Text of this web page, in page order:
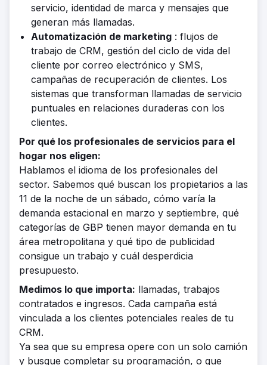
servicio, identidad de marca y mensajes que
generan más llamadas.
Automatización de marketing : flujos de
trabajo de CRM, gestión del ciclo de vida del
cliente por correo electrónico y SMS,
campañas de recuperación de clientes. Los
sistemas que transforman llamadas de servicio
puntuales en relaciones duraderas con los
clientes.
Por qué los profesionales de servicios para el
hogar nos eligen:
Hablamos el idioma de los profesionales del
sector. Sabemos qué buscan los propietarios a las
11 de la noche de un sábado, cómo varía la
demanda estacional en marzo y septiembre, qué
categorías de GBP tienen mayor demanda en tu
área metropolitana y qué tipo de publicidad
consigue un trabajo y cuál desperdicia
presupuesto.
Medimos lo que importa: llamadas, trabajos
contratados e ingresos. Cada campaña está
vinculada a los clientes potenciales reales de tu
CRM.
Ya sea que su empresa opere con un solo camión
y busque completar su programación, o que